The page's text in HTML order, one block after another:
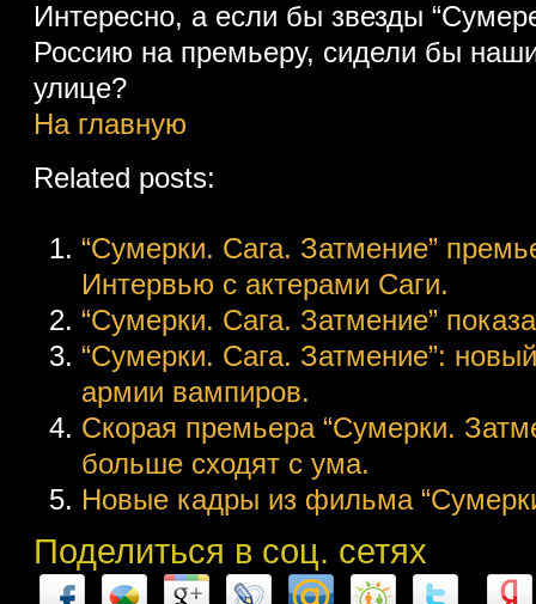
Интересно, а если бы звезды
Россию на премьеру, сидели бы
улице?
На главную
Related posts:
“Сумерки. Сага. Затмение”
Интервью с актерами Саги.
“Сумерки. Сага. Затмение”
“Сумерки. Сага. Затмение”:
армии вампиров.
Скорая премьера “Сумерки.
больше сходят с ума.
Новые кадры из фильма
Поделиться в соц. сетях